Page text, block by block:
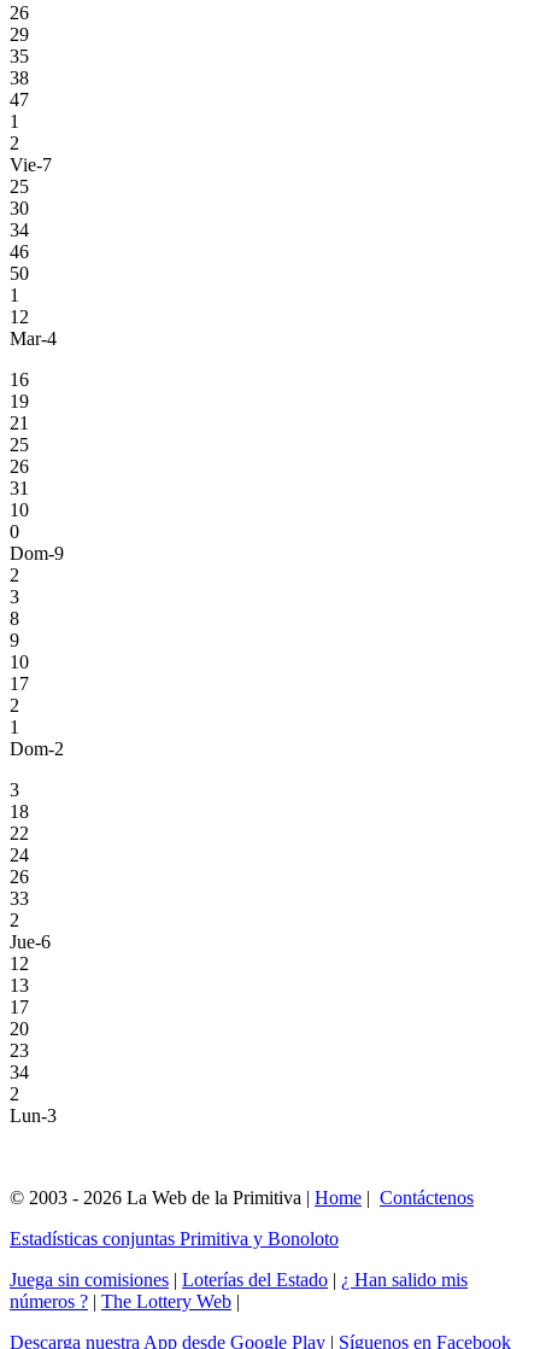
26
29
35
38
47
1
2
Vie-7
25
30
34
46
50
1
12
Mar-4
16
19
21
25
26
31
10
0
Dom-9
2
3
8
9
10
17
2
1
Dom-2
3
18
22
24
26
33
2
Jue-6
12
13
17
20
23
34
2
Lun-3
© 2003 - 2026 La Web de la Primitiva | Home | Contáctenos
Estadísticas conjuntas Primitiva y Bonoloto
Juega sin comisiones | Loterías del Estado | ¿ Han salido mis
números ? | The Lottery Web |
Descarga nuestra App desde Google Play | Síguenos en Facebook